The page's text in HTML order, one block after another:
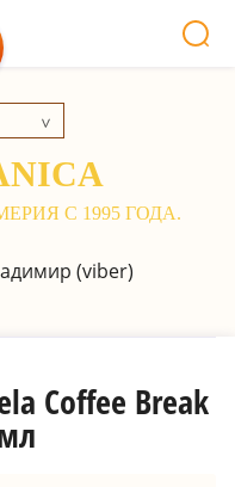
(viber)
С 1995 ГОДА.
Coffee Break